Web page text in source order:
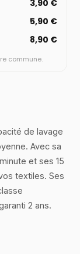
3,90 €
5,90 €
8,90 €
commune.
de lavage
Avec sa
et ses 15
textiles. Ses
2 ans.